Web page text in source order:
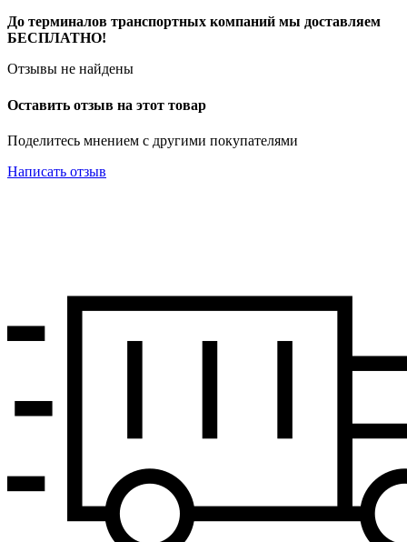
До терминалов транспортных компаний мы доставляем
БЕСПЛАТНО!
Отзывы не найдены
Оставить отзыв на этот товар
Поделитесь мнением с другими покупателями
Написать отзыв